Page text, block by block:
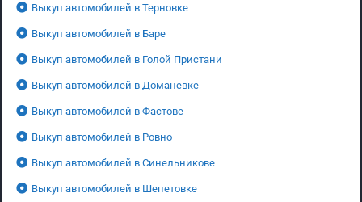
Выкуп автомобилей в Терновке
Выкуп автомобилей в Баре
Выкуп автомобилей в Голой Пристани
Выкуп автомобилей в Доманевке
Выкуп автомобилей в Фастове
Выкуп автомобилей в Ровно
Выкуп автомобилей в Синельникове
Выкуп автомобилей в Шепетовке